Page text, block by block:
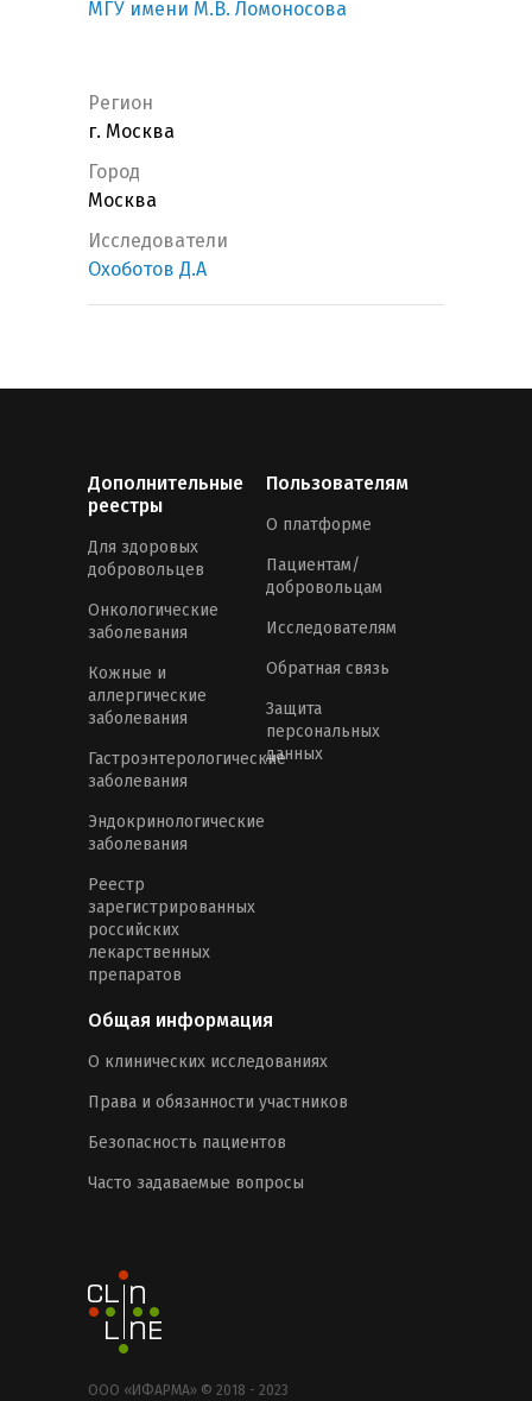
МГУ имени М.В. Ломоносова
Регион
г. Москва
Город
Москва
Исследователи
Охоботов Д.А
Дополнительные
реестры
Для здоровых
добровольцев
Онкологические
заболевания
Кожные и
аллергические
заболевания
Гастроэнтерологические
заболевания
Эндокринологические
заболевания
Реестр
зарегистрированных
российских
лекарственных
препаратов
Пользователям
О платформе
Пациентам/
добровольцам
Исследователям
Обратная связь
Защита
персональных
данных
Общая информация
О клинических исследованиях
Права и обязанности участников
Безопасность пациентов
Часто задаваемые вопросы
ООО «ИФАРМА» © 2018 - 2023